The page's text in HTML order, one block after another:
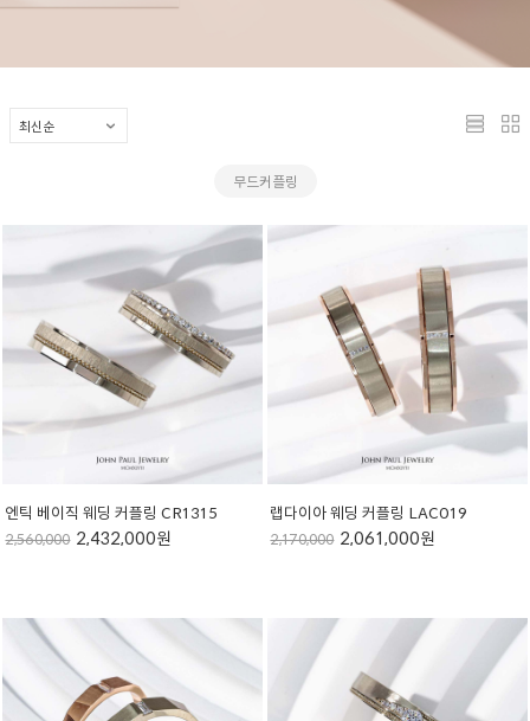
무드커플링
엔틱 베이직 웨딩 커플링 CR1315
2,560,000 2,432,000원
랩다이아 웨딩 커플링 LAC019
2,170,000 2,061,000원